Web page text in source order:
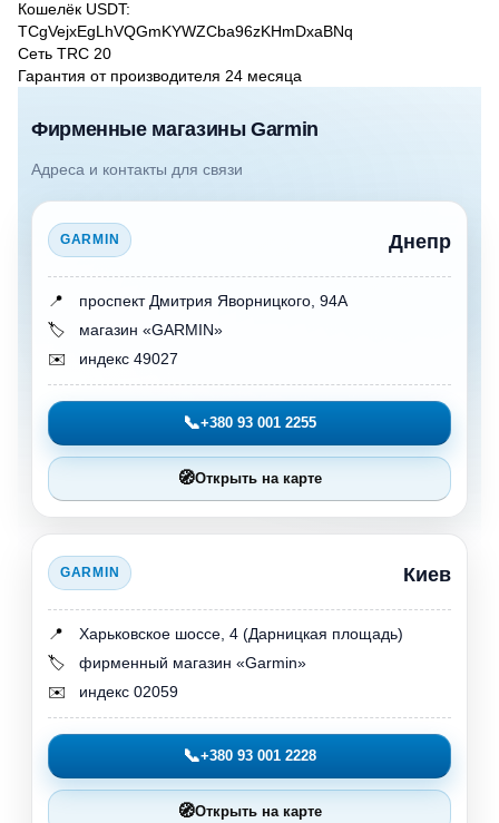
Кошелёк USDT:
TCgVejxEgLhVQGmKYWZCba96zKHmDxaBNq
Сеть TRC 20
Гарантия от производителя 24 месяцa
Фирменные магазины Garmin
Адреса и контакты для связи
GARMIN Днепр
📍
проспект Дмитрия Яворницкого, 94А
🏷️
магазин «GARMIN»
✉️
индекс 49027
📞+380 93 001 2255
🧭Открыть на карте
GARMIN Киев
📍
Харьковское шоссе, 4 (Дарницкая площадь)
🏷️
фирменный магазин «Garmin»
✉️
индекс 02059
📞+380 93 001 2228
🧭Открыть на карте